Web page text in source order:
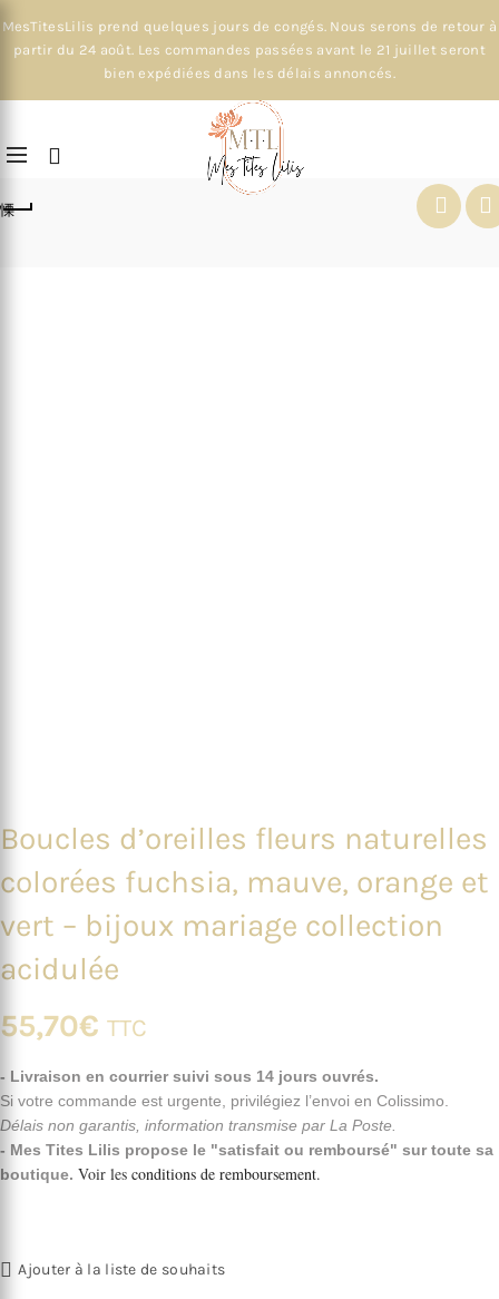
MesTitesLilis prend quelques jours de congés. Nous serons de retour à
partir du 24 août. Les commandes passées avant le 21 juillet seront
bien expédiées dans les délais annoncés.
Boucles d’oreilles fleurs naturelles
colorées fuchsia, mauve, orange et
vert – bijoux mariage collection
acidulée
55,70€ TTC
- Livraison en courrier suivi sous 14 jours ouvrés.
Si votre commande est urgente, privilégiez l’envoi en Colissimo.
Délais non garantis, information transmise par La Poste.
- Mes Tites Lilis propose le "satisfait ou remboursé" sur toute sa
boutique. Voir les conditions de remboursement.
Ajouter à la liste de souhaits